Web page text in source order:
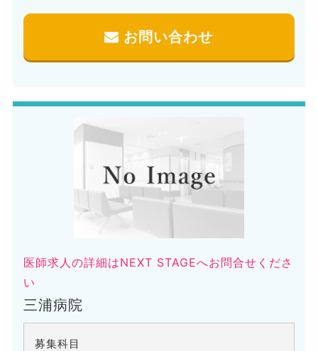
お問い合わせ
医師求人の詳細はNEXT STAGEへお問合せくださ
い
三浦病院
募集科目